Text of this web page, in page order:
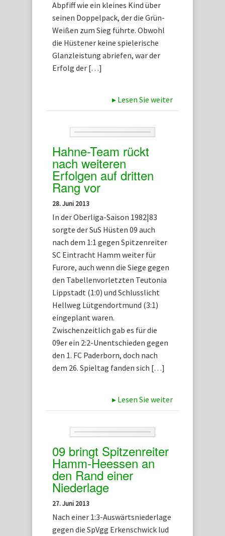
Abpfiff wie ein kleines Kind über
seinen Doppelpack, der die Grün-
Weißen zum Sieg führte. Obwohl
die Hüstener keine spielerische
Glanzleistung abriefen, war der
Erfolg der […]
▸ Lesen Sie weiter
Hahne-Team rückt
nach weiteren
Erfolgen auf dritten
Rang vor
28. Juni 2013
In der Oberliga-Saison 1982|83
sorgte der SuS Hüsten 09 auch
nach dem 1:1 gegen Spitzenreiter
SC Eintracht Hamm weiter für
Furore, auch wenn die Siege gegen
den Tabellenvorletzten Teutonia
Lippstadt (1:0) und Schlusslicht
Hellweg Lütgendortmund (3:1)
eingeplant waren.
Zwischenzeitlich gab es für die
09er ein 2:2-Unentschieden gegen
den 1. FC Paderborn, doch nach
dem 26. Spieltag fanden sich […]
▸ Lesen Sie weiter
09 bringt Spitzenreiter
Hamm-Heessen an
den Rand einer
Niederlage
27. Juni 2013
Nach einer 1:3-Auswärtsniederlage
gegen die SpVgg Erkenschwick lud